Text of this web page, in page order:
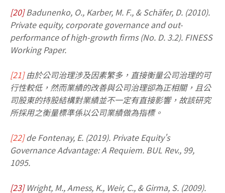
[20] Badunenko, O., Karber, M. F., & Schäfer, D. (2010).
Private equity, corporate governance and out-
performance of high-growth firms (No. D. 3.2). FINESS
Working Paper.
[21]由於公司治理涉及因素繁多，直接衡量公司治理的可
行性較低，然而業績的改善與公司治理卻為正相關，且公
司股東的持股結構對業績並不一定有直接影響，故該研究
所採用之衡量標準係以公司業績做為指標。
[22]de Fontenay, E. (2019). Private Equity's
Governance Advantage: A Requiem. BUL Rev., 99,
1095.
[23] Wright, M., Amess, K., Weir, C., & Girma, S. (2009).